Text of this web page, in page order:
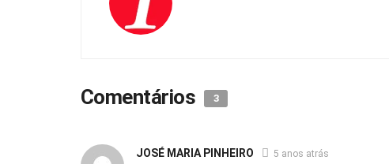
Comentários 3
JOSÉ MARIA PINHEIRO 5 anos atrás